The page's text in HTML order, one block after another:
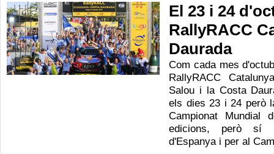
El 23 i 24
RallyRACC
Daurada
Com cada mes
RallyRACC
Salou i la Costa
els dies 23 i 24 però
Campionat Mundial
edicions, però sí
d'Espanya i per al